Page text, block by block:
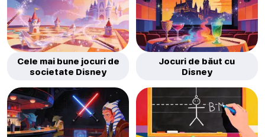
Cele mai bune jocuri de
societate Disney
Jocuri de băut cu
Disney